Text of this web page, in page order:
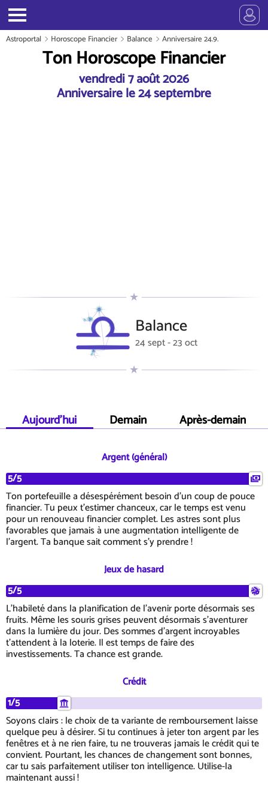
Astroportal Horoscope Financier Balance Anniversaire 24.9.
Ton Horoscope Financier
vendredi 7 août 2026
Anniversaire le 24 septembre
Balance
24 sept - 23 oct
Aujourd'hui Demain Après-demain
Argent (général)
5/5
Ton portefeuille a désespérément besoin d'un coup de pouce
financier. Tu peux t'estimer chanceux, car le temps est venu
pour un renouveau financier complet. Les astres sont plus
favorables que jamais à une augmentation intelligente de
l'argent. Ta banque sait comment s'y prendre !
Jeux de hasard
5/5
L'habileté dans la planification de l'avenir porte désormais ses
fruits. Même les souris grises peuvent désormais s'aventurer
dans la lumière du jour. Des sommes d'argent incroyables
t'attendent à la loterie. Il est temps de faire des
investissements. Ta chance est grande.
Crédit
1/5
Soyons clairs : le choix de ta variante de remboursement laisse
quelque peu à désirer. Si tu continues à jeter ton argent par les
fenêtres et à ne rien faire, tu ne trouveras jamais le crédit qui te
convient. Pourtant, les chances de changement sont bonnes,
car tu sais parfaitement utiliser ton intelligence. Utilise-la
maintenant aussi !